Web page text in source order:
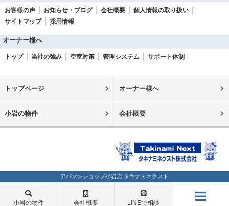
お客様の声 お知らせ・ブログ 会社概要
個人情報の取り扱い
サイトマップ
採用情報
オーナー様へ
トップ 当社の強み 空室対策 管理システム サポート体制
トップページ オーナー様へ
小岩の物件 会社概要
アパマンショップ小岩店 タキナミネクスト
小岩の物件 会社概要 LINEで相談